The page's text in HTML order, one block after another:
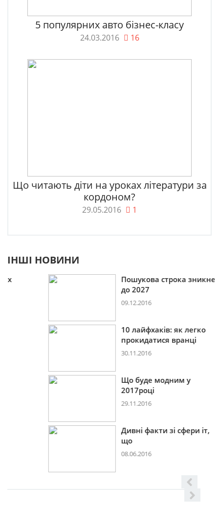
5 популярних авто бізнес-класу
24.03.2016 16
Що читають діти на уроках літератури за
кордоном?
29.05.2016 1
ІНШІ НОВИНИ
Пошукова строка зникне
10 лайфхаків: як легко
прокидатися вранці
Що буде модним у
Дивні факти зі сфери іт,